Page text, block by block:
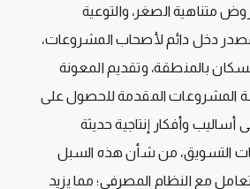
متناهية الصغر، والتوعية
دخل دائم لأصحاب المشروعات،
بالمنطقة، وتقديم المعونة
المشروعات المقدمة للحصول على
أساليب وأفكار إنتاجية حديثة
التسويق، من شأن هذه السبل
مع النظام المصرفي؛ مما يزيد